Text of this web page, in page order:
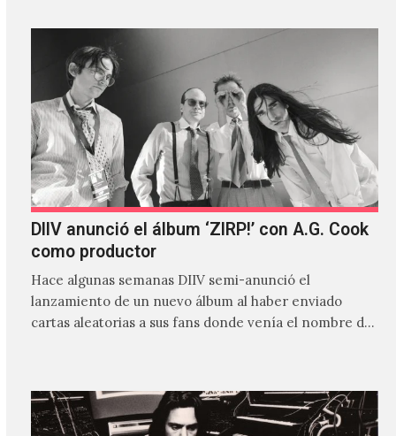
DIIV anunció el álbum ‘ZIRP!’ con A.G. Cook
como productor
Hace algunas semanas DIIV semi-anunció el
lanzamiento de un nuevo álbum al haber enviado
cartas aleatorias a sus fans donde venía el nombre de